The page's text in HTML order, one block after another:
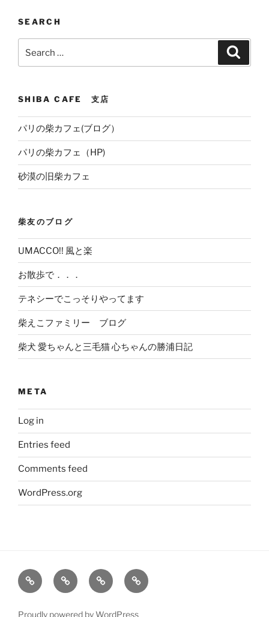
SEARCH
SHIBA CAFE 支店
パリの柴カフェ(ブログ）
パリの柴カフェ（HP)
砂漠の旧柴カフェ
柴友のブログ
UMACCO!! 風と楽
お散歩で．．．
テネシーでこっそりやってます
柴えこファミリー ブログ
柴犬 愛ちゃんと三毛猫 心ちゃんの勝浦日記
META
Log in
Entries feed
Comments feed
WordPress.org
大
輔
姫
の
旅
レ
笑
う
Proudly powered by WordPress